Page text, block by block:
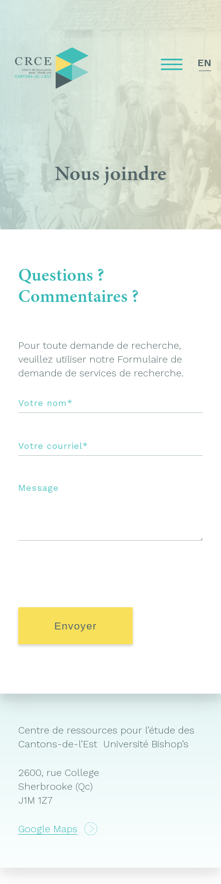
EN
Nous joindre
Questions ?
Commentaires ?
Pour toute demande de recherche,
veuillez utiliser notre Formulaire de
demande de services de recherche.
Centre de ressources pour l’étude des
Cantons-de-l’Est Université Bishop’s
2600, rue College
Sherbrooke (Qc)
J1M 1Z7
Google Maps